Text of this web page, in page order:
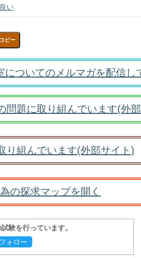
い
ピー
ついてのメルマガを配信し
問題に取り組んでいます(外
り組んでいます(外部サイト)
の探求マップを開く
験を行っています。
ォロー